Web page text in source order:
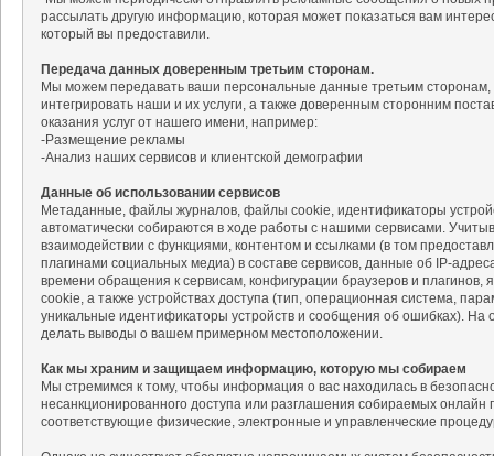
рассылать другую информацию, которая может показаться вам
который вы предоставили.
Передача данных доверенным третьим сторонам.
Мы можем передавать ваши персональные данные третьим
интегрировать наши и их услуги, а также доверенным сторонним
оказания услуг от нашего имени, например:
-Размещение рекламы
-Анализ наших сервисов и клиентской демографии
Данные об использовании сервисов
Метаданные, файлы журналов, файлы cookie, идентификаторы
автоматически собираются в ходе работы с нашими сервисами.
взаимодействии с функциями, контентом и ссылками (в том
плагинами социальных медиа) в составе сервисов, данные об IP-
времени обращения к сервисам, конфигурации браузеров и
cookie, а также устройствах доступа (тип, операционная система,
уникальные идентификаторы устройств и сообщения об ошибках).
делать выводы о вашем примерном местоположении.
Как мы храним и защищаем информацию, которую мы собираем
Мы стремимся к тому, чтобы информация о вас находилась в
несанкционированного доступа или разглашения собираемых
соответствующие физические, электронные и управленческие